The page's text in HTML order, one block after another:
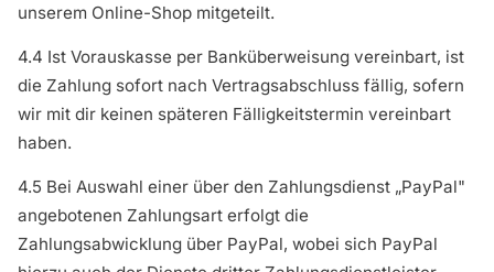
unserem Online-Shop mitgeteilt.
4.4 Ist Vorauskasse per Banküberweisung vereinbart, ist
die Zahlung sofort nach Vertragsabschluss fällig, sofern
wir mit dir keinen späteren Fälligkeitstermin vereinbart
haben.
4.5 Bei Auswahl einer über den Zahlungsdienst „PayPal"
angebotenen Zahlungsart erfolgt die
Zahlungsabwicklung über PayPal, wobei sich PayPal